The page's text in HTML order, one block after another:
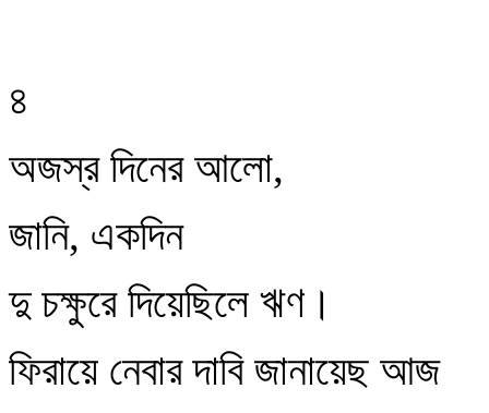
৪
অজস্র দিনের আলো,
জানি, একদিন
দু চক্ষুরে দিয়েছিলে ঋণ।
ফিরায়ে নেবার দাবি জানায়েছ আজ